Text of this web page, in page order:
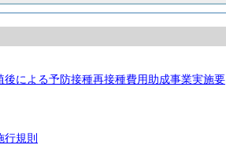
後による予防接種再接種費用助成事業実施要
規則